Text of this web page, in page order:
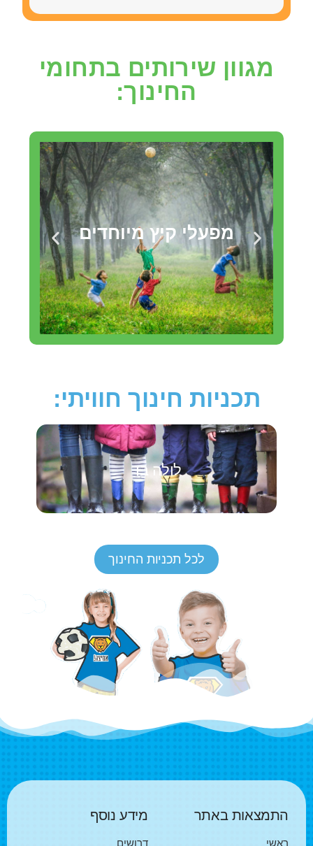
מגוון שירותים בתחומי
החינוך:
מפעלי קיץ מיוחדים
תכניות חינוך חוויתי:
לולה בד
לכל תכניות החינוך
התמצאות באתר
ראשי
מידע נוסף
דרושים